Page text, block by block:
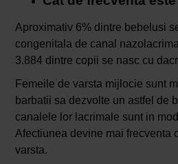
Aproximativ 6% dintre bebelusi
congenitala de canal
3.884 dintre copii se nasc cu
Femeile de varsta mijlocie sunt
barbatii sa dezvolte un astfel de
canalele lor lacrimale sunt in
Afectiunea devine mai frecventa
varsta.